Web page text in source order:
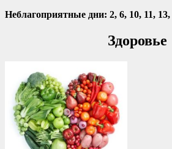
Неблагоприятные дни: 2, 6, 10, 11, 13,
Здоровье